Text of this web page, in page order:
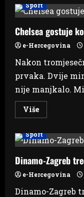
suparnici
sa
a
odigrat
će
prijateljsku
utakmicu
25.
ožujka
Sport
Chelsea gostuje
e-Hercegovina
Nakon
prvaka. Dvije
nije manjkalo.
VišeRead
more
gostuje
kod
Sport
Dinamo-Zagreb
e-Hercegovina
Dinamo-Zagreb